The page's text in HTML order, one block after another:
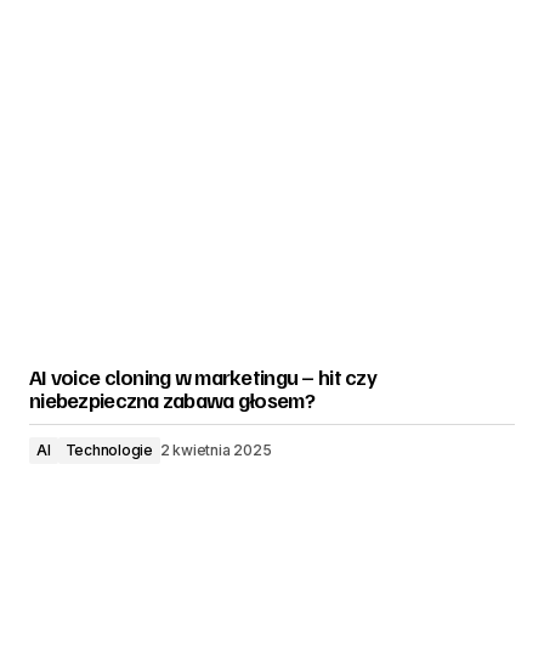
AI voice cloning w marketingu – hit czy
niebezpieczna zabawa głosem?
AI Technologie 2 kwietnia 2025